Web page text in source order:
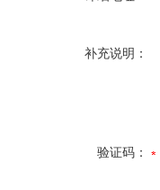
补充说明：
验证码：